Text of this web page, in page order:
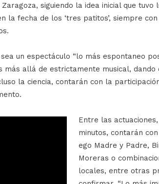
siguiendo la idea inicial que tuvo
la fecha de los ‘tres patitos’, siempre
un espectáculo “lo más espontaneo
allá de estrictamente musical, dando
la ciencia, contarán con la
Entre las
minutos, contarán
ego Madre y Padre,
Moreras o
locales, entre otras